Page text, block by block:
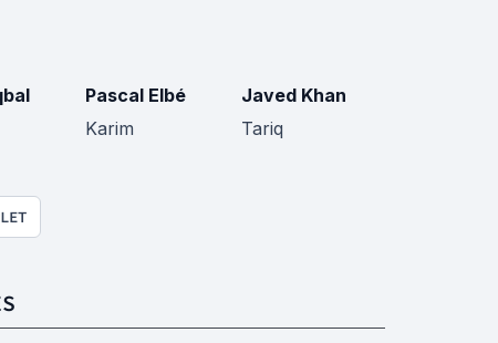
Pascal Elbé
Karim
Javed Khan
Tariq